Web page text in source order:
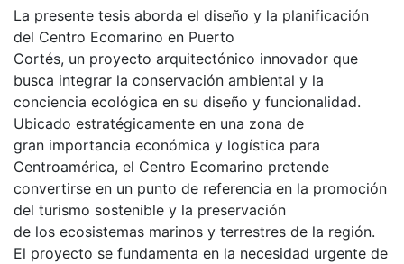
La presente tesis aborda el diseño y la planificación
del Centro Ecomarino en Puerto
Cortés, un proyecto arquitectónico innovador que
busca integrar la conservación ambiental y la
conciencia ecológica en su diseño y funcionalidad.
Ubicado estratégicamente en una zona de
gran importancia económica y logística para
Centroamérica, el Centro Ecomarino pretende
convertirse en un punto de referencia en la promoción
del turismo sostenible y la preservación
de los ecosistemas marinos y terrestres de la región.
El proyecto se fundamenta en la necesidad urgente de